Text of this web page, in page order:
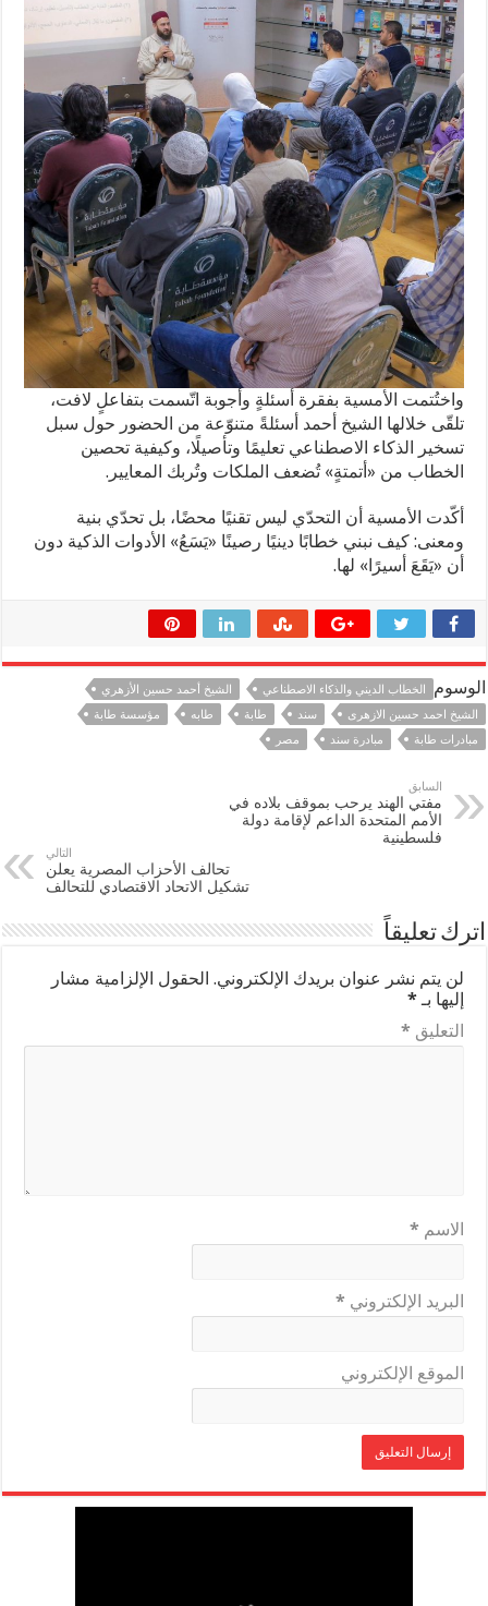
واختُتمت الأمسية بفقرة أسئلةٍ وأجوبة اتّسمت بتفاعلٍ لافت،
تلقّى خلالها الشيخ أحمد أسئلةً متنوّعة من الحضور حول سبل
تسخير الذكاء الاصطناعي تعليمًا وتأصيلًا، وكيفية تحصين
الخطاب من «أتمتةٍ» تُضعف الملكات وتُربك المعايير.
أكّدت الأمسية أن التحدّي ليس تقنيًا محضًا، بل تحدّي بنية
ومعنى: كيف نبني خطابًا دينيًا رصينًا «يَسَعُ» الأدوات الذكية دون
أن «يَقَعَ أسيرًا» لها.
الوسوم الخطاب الديني والذكاء الاصطناعي
الشيخ أحمد حسين الأزهري
الشيخ احمد حسين الازهرى
سند طابة طابه
مؤسسة طابة
مبادرات طابة
مبادرة سند مصر
السابق
مفتي الهند يرحب بموقف بلاده في
الأمم المتحدة الداعم لإقامة دولة
فلسطينية
التالي
تحالف الأحزاب المصرية يعلن
تشكيل الاتحاد الاقتصادي للتحالف
اترك تعليقاً
لن يتم نشر عنوان بريدك الإلكتروني. الحقول الإلزامية مشار
إليها بـ*
التعليق *
الاسم *
البريد الإلكتروني *
الموقع الإلكتروني